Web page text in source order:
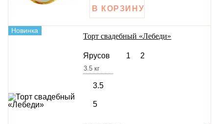
Новинка
Торт свадебный «Лебеди»
Ярусов 1 2
3.5 кг
3.5
5